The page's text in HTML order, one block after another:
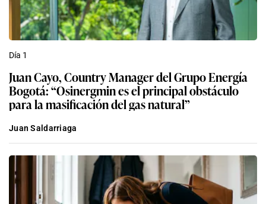
Día 1
Juan Cayo, Country Manager del Grupo Energía
Bogotá: “Osinergmin es el principal obstáculo
para la masificación del gas natural”
Juan Saldarriaga